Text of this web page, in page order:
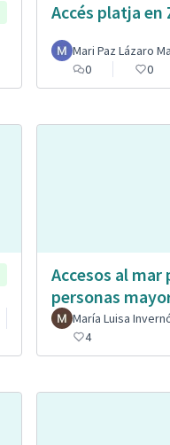
Accés platja en
Mari Paz Lázaro
0
0
Accesos al mar
personas
María Luisa
4